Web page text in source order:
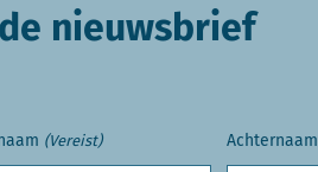
nieuwsbrief
(Vereist) Achternaam